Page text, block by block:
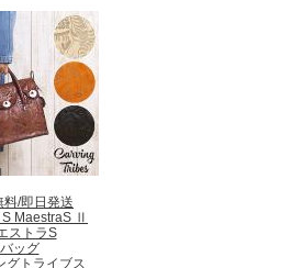
料/即日発送
MaestraS Ⅱ
ストラS
バッグ
グトライブス